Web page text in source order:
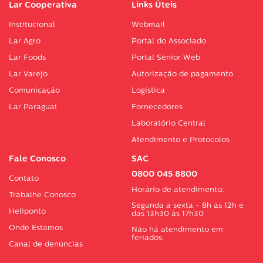
Lar Cooperativa
Institucional
Lar Agro
Lar Foods
Lar Varejo
Comunicação
Lar Paraguai
Links Úteis
Webmail
Portal do Associado
Portal Sénior Web
Autorização de pagamento
Logística
Fornecedores
Laboratório Central
Atendimento e Protocolos
Fale Conosco
Contato
Trabalhe Conosco
Heliponto
Onde Estamos
Canal de denúncias
SAC
0800 045 8800
Horário de atendimento:
Segunda a sexta - 8h às 12h e
das 13h30 às 17h30
Não há atendimento em
feriados.